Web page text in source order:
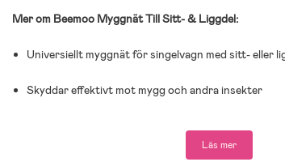
Mer om Beemoo Myggnät Till Sitt- & Liggdel:
Universiellt myggnät för singelvagn med sitt- eller
Skyddar effektivt mot mygg och andra insekter
Läs mer